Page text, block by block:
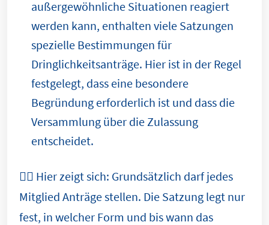
außergewöhnliche Situationen reagiert
werden kann, enthalten viele Satzungen
spezielle Bestimmungen für
Dringlichkeitsanträge. Hier ist in der Regel
festgelegt, dass eine besondere
Begründung erforderlich ist und dass die
Versammlung über die Zulassung
entscheidet.
👉🏼 Hier zeigt sich: Grundsätzlich darf jedes
Mitglied Anträge stellen. Die Satzung legt nur
fest, in welcher Form und bis wann das